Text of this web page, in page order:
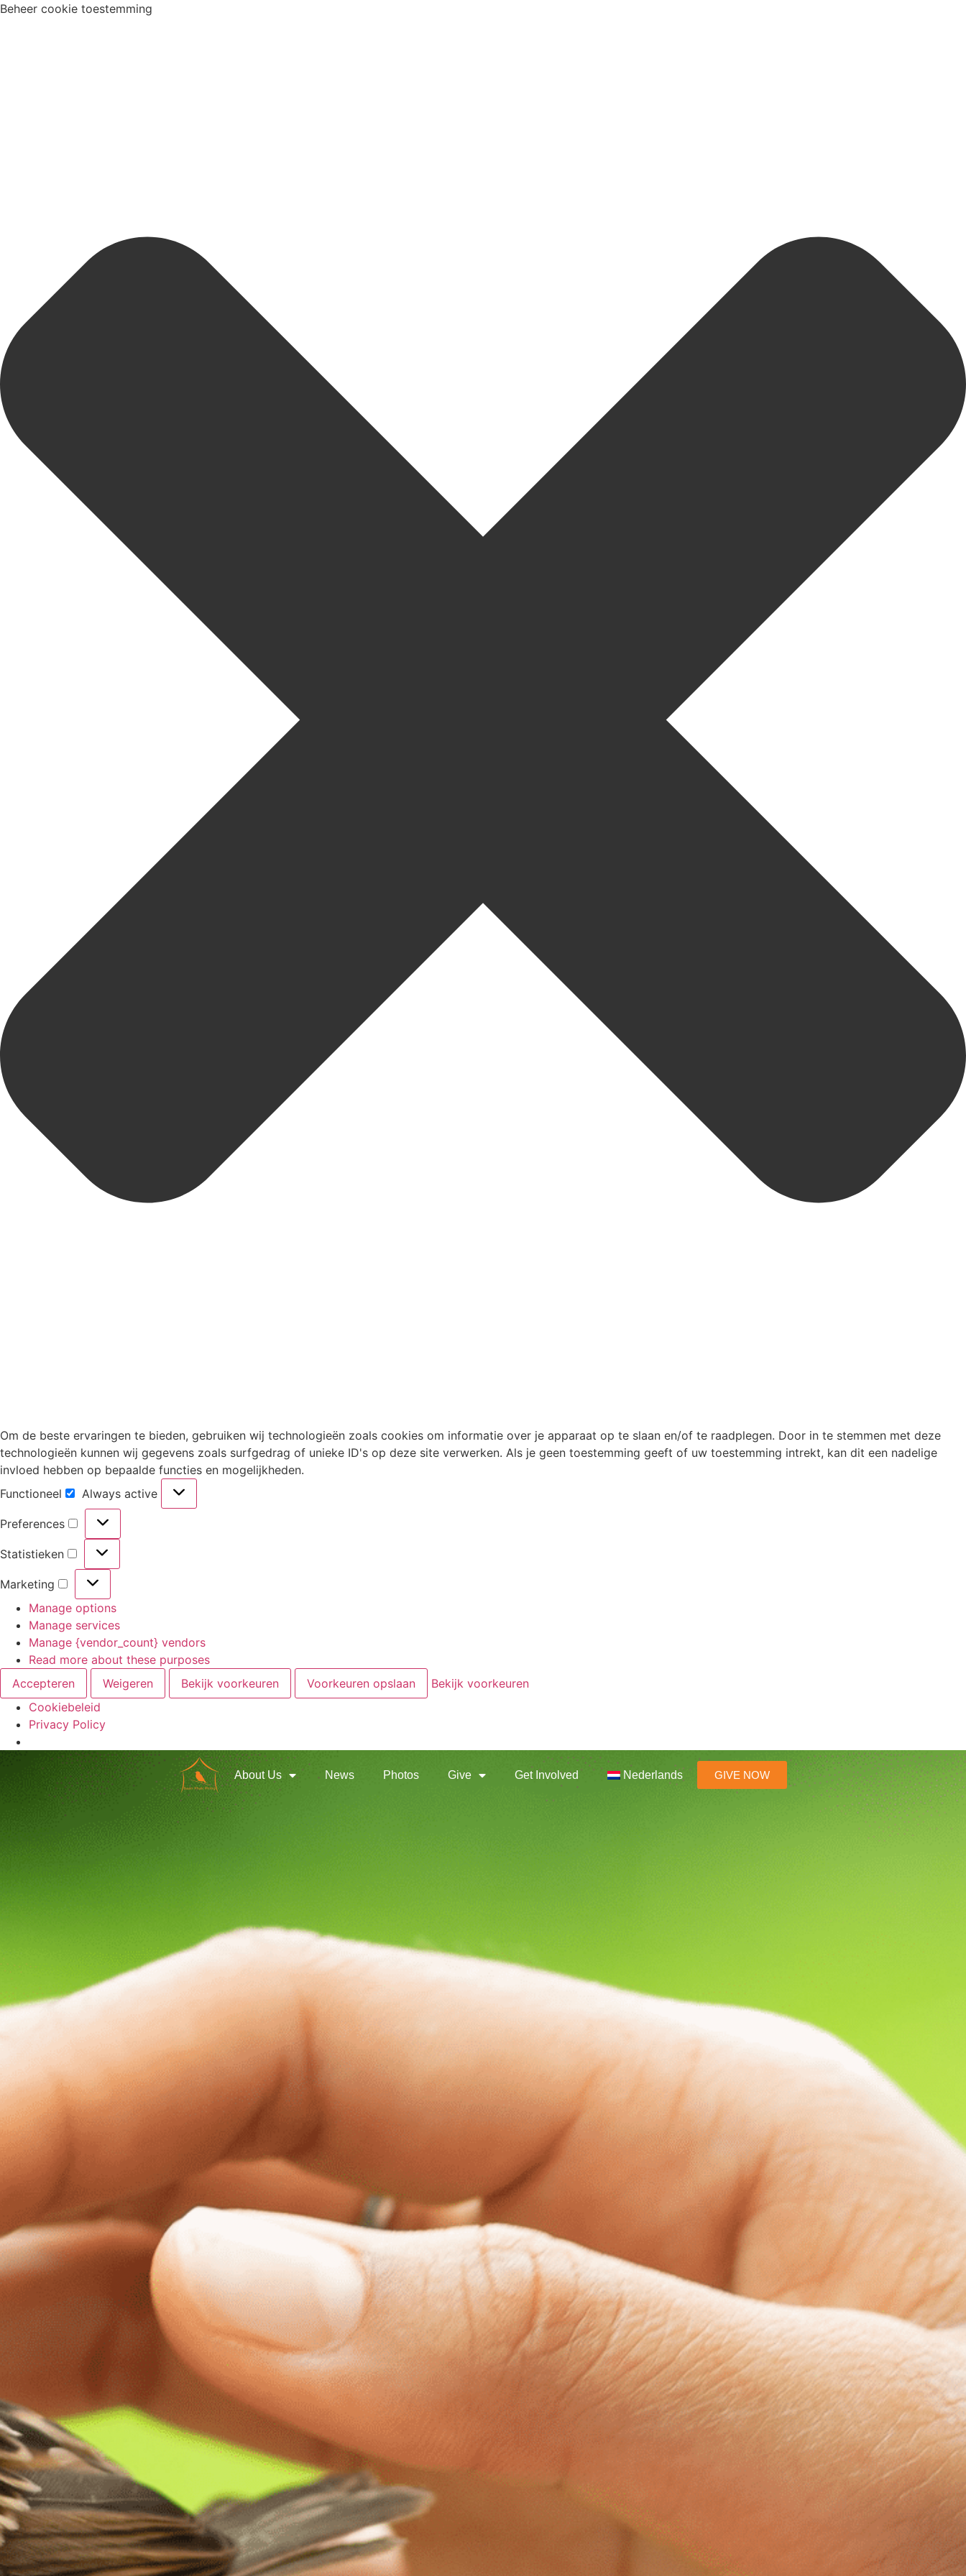
Beheer cookie toestemming
Om de beste ervaringen te bieden, gebruiken wij technologieën zoals cookies om informatie over je apparaat op te slaan en/of te raadplegen. Door in te stemmen met deze
technologieën kunnen wij gegevens zoals surfgedrag of unieke ID's op deze site verwerken. Als je geen toestemming geeft of uw toestemming intrekt, kan dit een nadelige
invloed hebben op bepaalde functies en mogelijkheden.
Functioneel
Always active
Preferences
Statistieken
Marketing
Manage options
Manage services
Manage {vendor_count} vendors
Read more about these purposes
Accepteren
Weigeren Bekijk voorkeuren Voorkeuren opslaan
Bekijk voorkeuren
Cookiebeleid
Privacy Policy
About Us News Photos Give Get Involved Nederlands GIVE NOW